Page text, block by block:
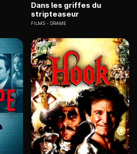
Dans les griffes du
stripteaseur
FILMS DRAME